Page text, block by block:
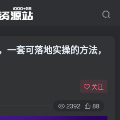
一套可落地实操的方法，
关注
2392 88